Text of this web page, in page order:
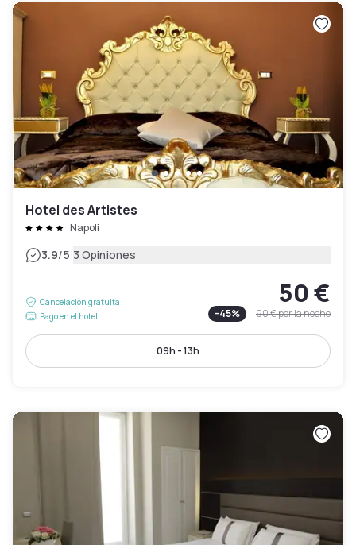
Hotel des Artistes
Napoli
3.9/5|3 Opiniones
Cancelación gratuita
Pago en el hotel
50 €
-45% 90 €por la noche
09h - 13h